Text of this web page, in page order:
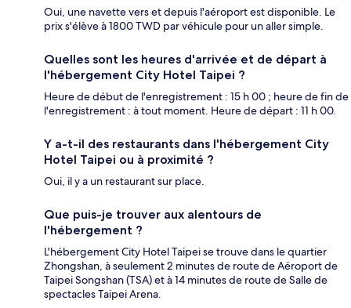
Oui, une navette vers et depuis l'aéroport est disponible. Le
prix s'élève à 1800 TWD par véhicule pour un aller simple.
Quelles sont les heures d'arrivée et de départ à
l'hébergement City Hotel Taipei ?
Heure de début de l'enregistrement : 15 h 00 ; heure de fin de
l'enregistrement : à tout moment. Heure de départ : 11 h 00.
Y a-t-il des restaurants dans l'hébergement City
Hotel Taipei ou à proximité ?
Oui, il y a un restaurant sur place.
Que puis-je trouver aux alentours de
l'hébergement ?
L'hébergement City Hotel Taipei se trouve dans le quartier
Zhongshan, à seulement 2 minutes de route de Aéroport de
Taipei Songshan (TSA) et à 14 minutes de route de Salle de
spectacles Taipei Arena.